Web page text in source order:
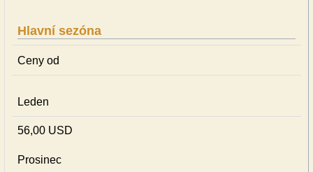
Hlavní sezóna
Ceny od
Leden
56,00 USD
Prosinec